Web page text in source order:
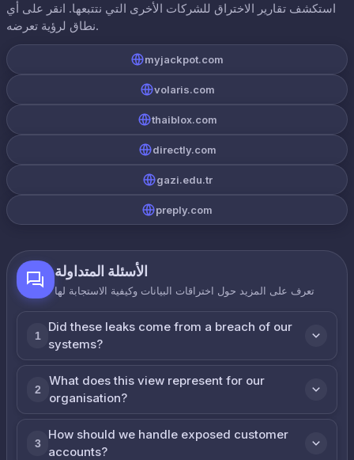
استكشف تقارير الاختراق للشركات الأخرى التي نتتبعها. انقر على أي
نطاق لرؤية تعرضه.
myjackpot.com
volaris.com
thaiblox.com
directly.com
gazi.edu.tr
preply.com
الأسئلة المتداولة
تعرف على المزيد حول اختراقات البيانات وكيفية الاستجابة لها
1
Did these leaks come from a breach of our
systems?
2
What does this view represent for our
organisation?
3
How should we handle exposed customer
accounts?